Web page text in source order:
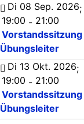
Di 08 Sep. 2026;
19:00 - 21:00
Übungsleiter
Di 13 Okt. 2026;
19:00 - 21:00
Übungsleiter